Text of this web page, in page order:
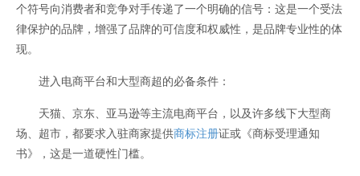
个符号向消费者和竞争对手传递了一个明确的信号：这是一个受法
律保护的品牌，增强了品牌的可信度和权威性，是品牌专业性的体
现。
进入电商平台和大型商超的必备条件：
天猫、京东、亚马逊等主流电商平台，以及许多线下大型商
场、超市，都要求入驻商家提供商标注册证或《商标受理通知
书》，这是一道硬性门槛。